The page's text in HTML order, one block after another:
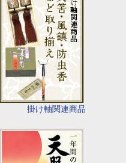
掛け軸関連商品